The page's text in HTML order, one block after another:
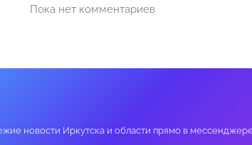
Пока нет комментариев
новости Иркутска и области прямо в